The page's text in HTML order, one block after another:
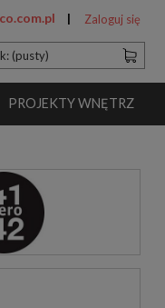
Zaloguj się
(pusty)
PROJEKTY WNĘTRZ